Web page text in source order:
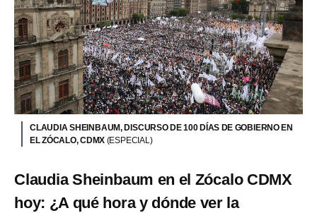
CLAUDIA SHEINBAUM, DISCURSO DE 100 DÍAS DE GOBIERNO EN
EL ZÓCALO, CDMX (ESPECIAL)
Claudia Sheinbaum en el Zócalo CDMX
hoy: ¿A qué hora y dónde ver la